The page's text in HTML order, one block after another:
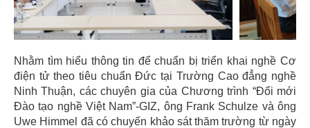
Nhằm tìm hiểu thông tin để chuẩn bị triển khai nghề Cơ
điện tử theo tiêu chuẩn Đức tại Trường Cao đẳng nghề
Ninh Thuận, các chuyên gia của Chương trình “Đổi mới
Đào tạo nghề Việt Nam”-GIZ, ông Frank Schulze và ông
Uwe Himmel đã có chuyến khảo sát thăm trường từ ngày